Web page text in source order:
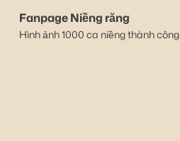
Fanpage Niềng răng
Hình ảnh 1000 ca niềng thành công